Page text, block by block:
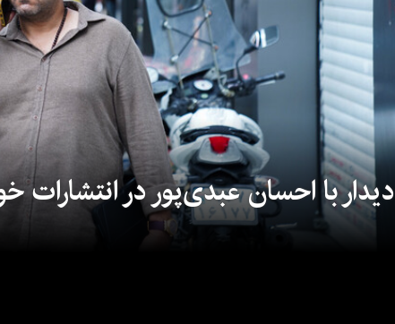
دیدار با احسان عبدی‌پور در انتشارات